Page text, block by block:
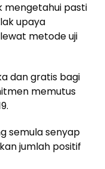
mengetahui pasti
upaya
metode uji
dan gratis bagi
memutus
semula senyap
jumlah positif